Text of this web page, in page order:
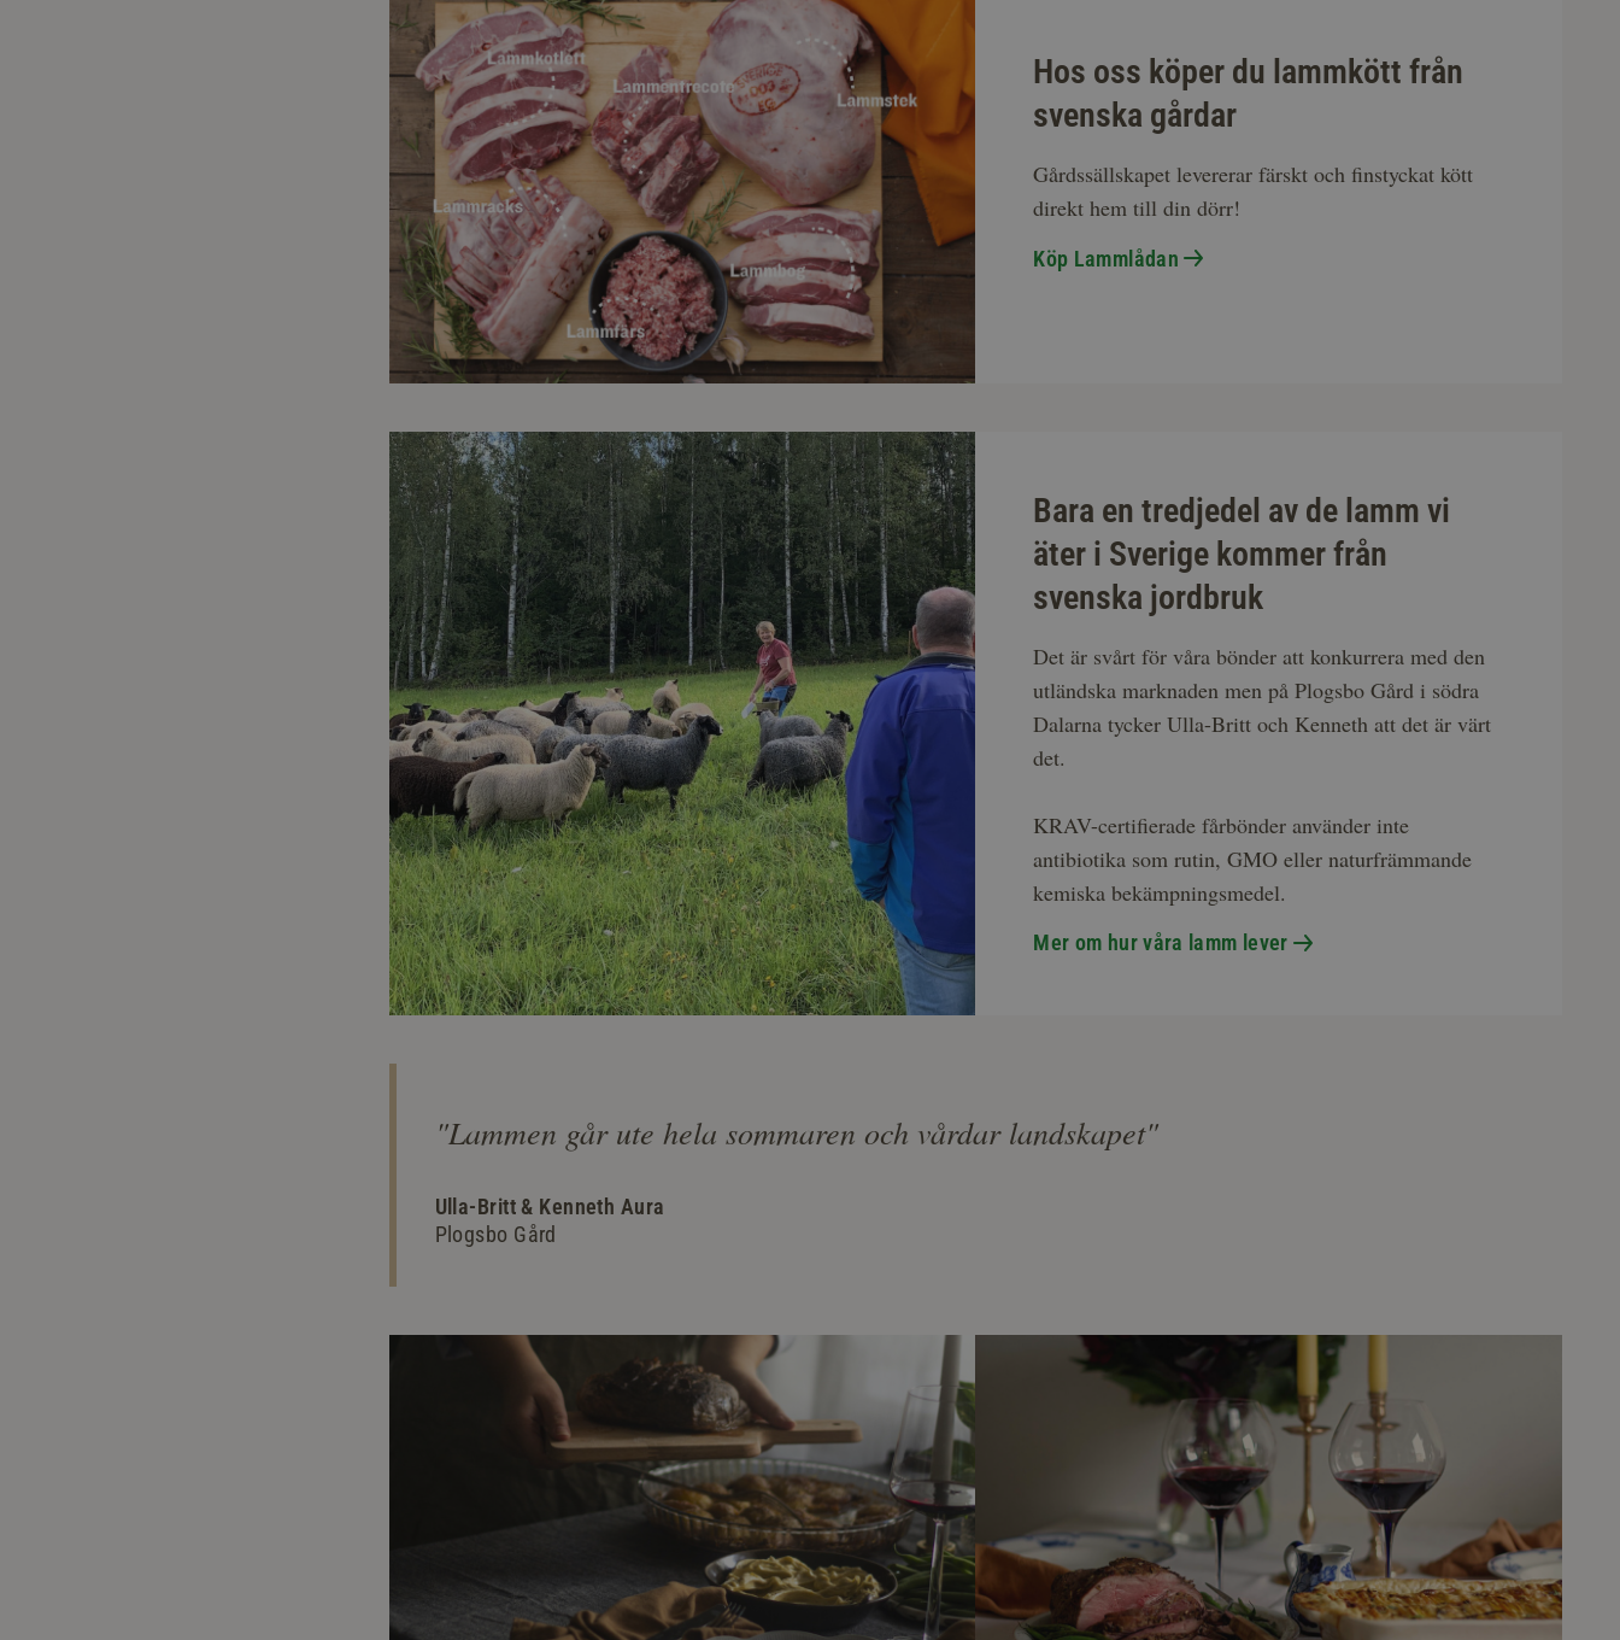
Hos oss köper du lammkött från
svenska gårdar
Gårdssällskapet levererar färskt och finstyckat kött
direkt hem till din dörr!
Köp Lammlådan
Bara en tredjedel av de lamm vi
äter i Sverige kommer från
svenska jordbruk
Det är svårt för våra bönder att konkurrera med den
utländska marknaden men på Plogsbo Gård i södra
Dalarna tycker Ulla-Britt och Kenneth att det är värt
det.
KRAV-certifierade fårbönder använder inte
antibiotika som rutin, GMO eller naturfrämmande
kemiska bekämpningsmedel.
Mer om hur våra lamm lever
"Lammen går ute hela sommaren och vårdar landskapet"
Ulla-Britt & Kenneth Aura
Plogsbo Gård